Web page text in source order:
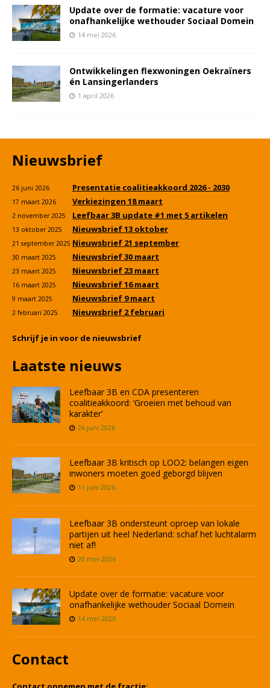
Update over de formatie: vacature voor
onafhankelijke wethouder Sociaal Domein
14 mei 2026
Ontwikkelingen flexwoningen Oekraïners
én Lansingerlanders
1 april 2026
Nieuwsbrief
26 juni 2026 Presentatie coalitieakkoord 2026 - 2030
17 maart 2026 Verkiezingen 18 maart
2 november 2025 Leefbaar 3B update #1 met 5 artikelen
13 oktober 2025 Nieuwsbrief 13 oktober
21 september 2025 Nieuwsbrief 21 september
30 maart 2025 Nieuwsbrief 30 maart
23 maart 2025 Nieuwsbrief 23 maart
16 maart 2025 Nieuwsbrief 16 maart
9 maart 2025 Nieuwsbrief 9 maart
2 februari 2025 Nieuwsbrief 2 februari
Schrijf je in voor de nieuwsbrief
Laatste nieuws
Leefbaar 3B en CDA presenteren
coalitieakkoord: ‘Groeien met behoud van
karakter’
26 juni 2026
Leefbaar 3B kritisch op LOO2: belangen eigen
inwoners moeten goed geborgd blijven
11 juni 2026
Leefbaar 3B ondersteunt oproep van lokale
partijen uit heel Nederland: schaf het luchtalarm
niet af!
20 mei 2026
Update over de formatie: vacature voor
onafhankelijke wethouder Sociaal Domein
14 mei 2026
Contact